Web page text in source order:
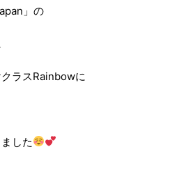
」の
ラスRainbowに
した